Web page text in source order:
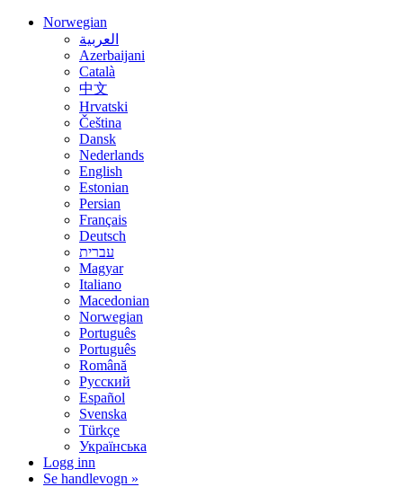
Norwegian
العربية
Azerbaijani
Català
中文
Hrvatski
Čeština
Dansk
Nederlands
English
Estonian
Persian
Français
Deutsch
עברית
Magyar
Italiano
Macedonian
Norwegian
Português
Português
Română
Русский
Español
Svenska
Türkçe
Українська
Logg inn
Se handlevogn »